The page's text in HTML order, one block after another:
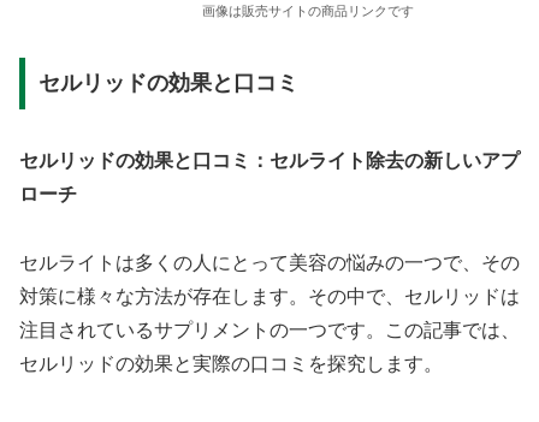
画像は販売サイトの商品リンクです
セルリッドの効果と口コミ
セルリッドの効果と口コミ：セルライト除去の新しいアプ
ローチ
セルライトは多くの人にとって美容の悩みの一つで、その
対策に様々な方法が存在します。その中で、セルリッドは
注目されているサプリメントの一つです。この記事では、
セルリッドの効果と実際の口コミを探究します。